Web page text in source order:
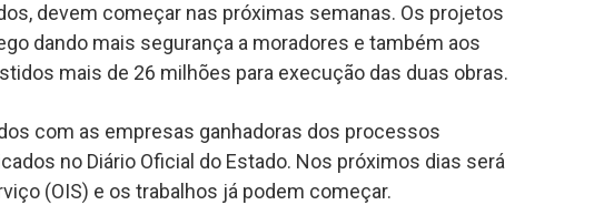
devem começar nas próximas semanas. Os projetos
dando mais segurança a moradores e também aos
mais de 26 milhões para execução das duas obras.
com as empresas ganhadoras dos processos
no Diário Oficial do Estado. Nos próximos dias será
(OIS) e os trabalhos já podem começar.